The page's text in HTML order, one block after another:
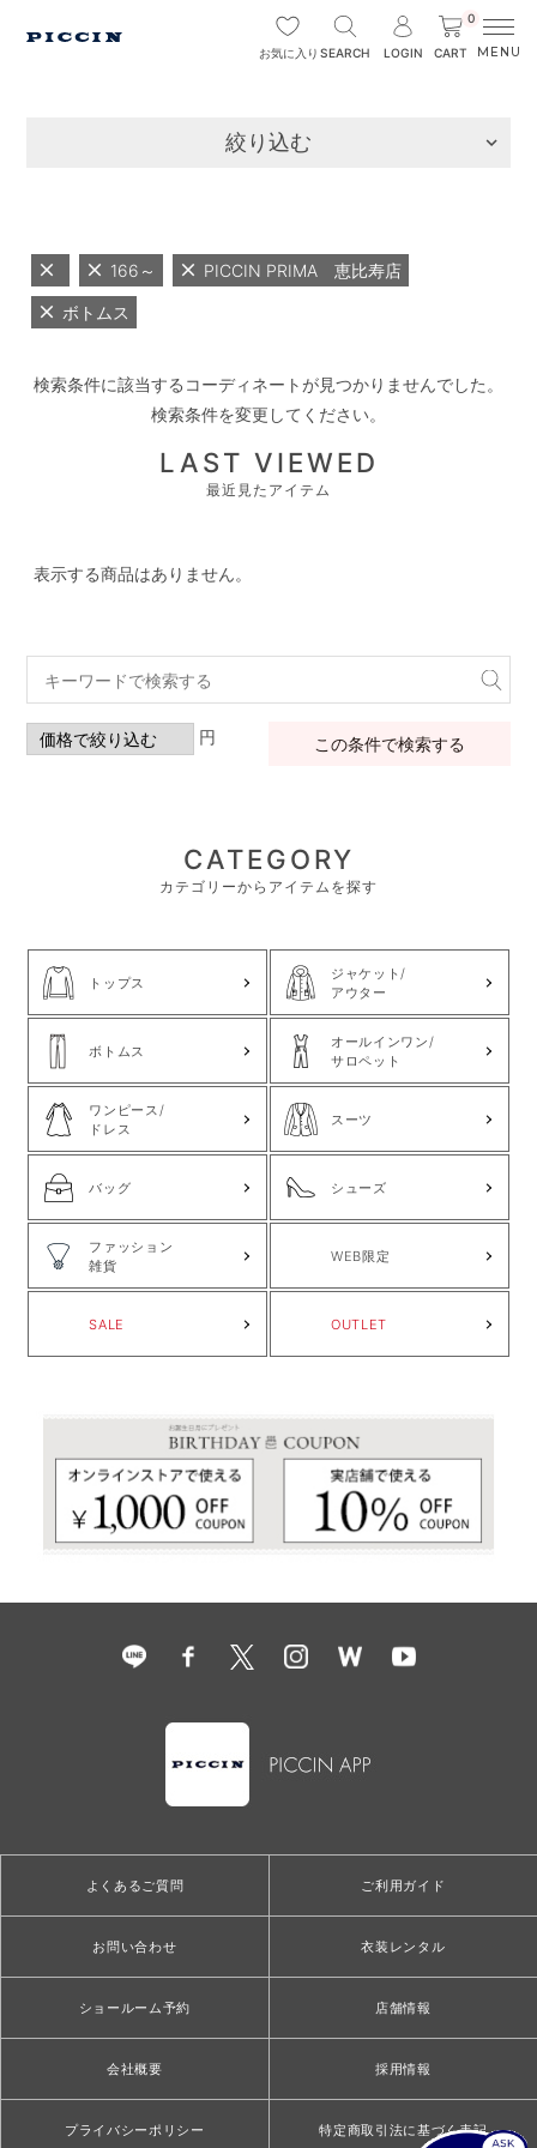
お気に入り SEARCH LOGIN
0
CART
絞り込む
166～ PICCIN PRIMA 恵比寿店
ボトムス
検索条件に該当するコーディネートが見つかりませんでした。
検索条件を変更してください。
LAST VIEWED
最近見たアイテム
表示する商品はありません。
円 この条件で検索する
CATEGORY
カテゴリーからアイテムを探す
トップス
ジャケット/
アウター
ボトムス
オールインワン/
サロペット
ワンピース/
ドレス
スーツ
バッグ シューズ
ファッション
雑貨
WEB限定
SALE OUTLET
よくあるご質問 ご利用ガイド
お問い合わせ 衣装レンタル
ショールーム予約 店舗情報
会社概要 採用情報
プライバシーポリシー 特定商取引法に基づく表記